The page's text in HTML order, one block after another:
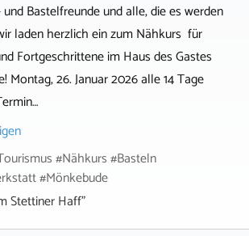
Bastelfreunde und alle, die es werden
laden herzlich ein zum Nähkurs für
Fortgeschrittene im Haus des Gastes
Montag, 26. Januar 2026 alle 14 Tage
#Nähkurs #Basteln
#Mönkebude
Stettiner Haff"